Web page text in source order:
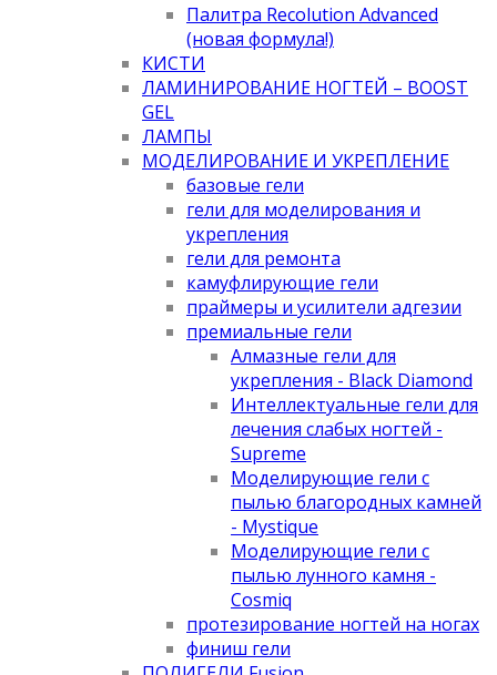
Палитра Recolution Advanced
(новая формула!)
КИСТИ
ЛАМИНИРОВАНИЕ НОГТЕЙ – BOOST
GEL
ЛАМПЫ
МОДЕЛИРОВАНИЕ И УКРЕПЛЕНИЕ
базовые гели
гели для моделирования и
укрепления
гели для ремонта
камуфлирующие гели
праймеры и усилители адгезии
премиальные гели
Алмазные гели для
укрепления - Black Diamond
Интеллектуальные гели для
лечения слабых ногтей -
Supreme
Моделирующие гели с
пылью благородных камней
- Mystique
Моделирующие гели с
пылью лунного камня -
Cosmiq
протезирование ногтей на ногах
финиш гели